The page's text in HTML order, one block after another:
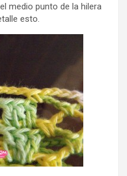
medio punto de la hilera
esto.